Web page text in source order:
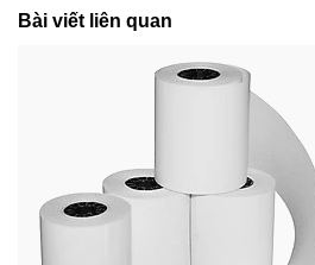
Bài viết liên quan